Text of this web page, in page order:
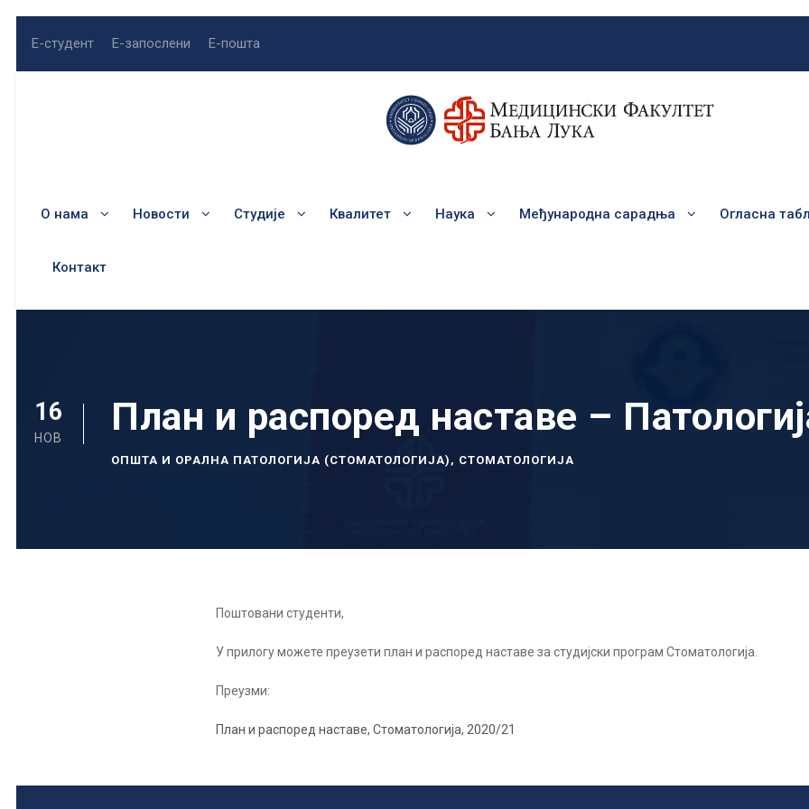
Е-студент Е-запослени Е-пошта
О нама Новости Студије Квалитет Наука Међународна сарадња Огласна
Контакт
16
НОВ План и распоред наставе –
ОПШТА И ОРАЛНА ПАТОЛОГИЈА (СТОМАТОЛОГИЈА) , СТОМАТОЛОГИЈА
Поштовани студенти,
У прилогу можете преузети план и распоред наставе за студијски програм Стоматологија.
Преузми:
План и распоред наставе, Стоматологија, 2020/21